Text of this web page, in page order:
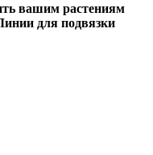
вашим растениям
для подвязки